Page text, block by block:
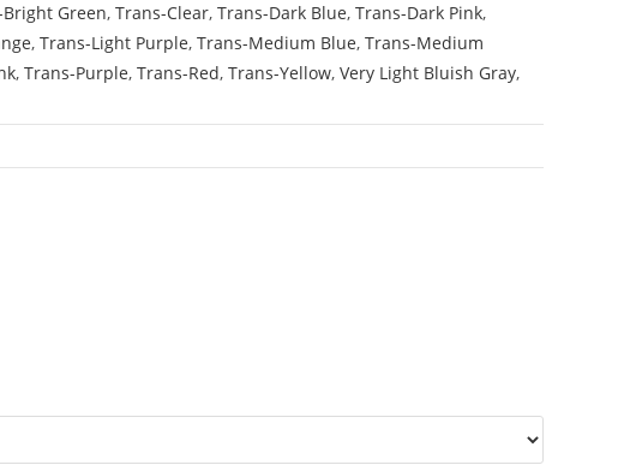
Green, Trans-Clear, Trans-Dark Blue, Trans-Dark Pink,
, Trans-Light Purple, Trans-Medium Blue, Trans-Medium
, Trans-Purple, Trans-Red, Trans-Yellow, Very Light Bluish Gray,